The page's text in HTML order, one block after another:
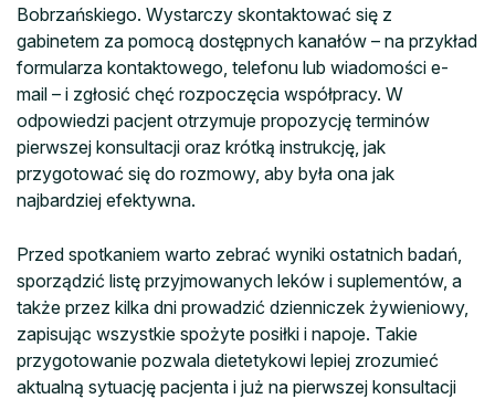
Bobrzańskiego. Wystarczy skontaktować się z
gabinetem za pomocą dostępnych kanałów – na przykład
formularza kontaktowego, telefonu lub wiadomości e-
mail – i zgłosić chęć rozpoczęcia współpracy. W
odpowiedzi pacjent otrzymuje propozycję terminów
pierwszej konsultacji oraz krótką instrukcję, jak
przygotować się do rozmowy, aby była ona jak
najbardziej efektywna.
Przed spotkaniem warto zebrać wyniki ostatnich badań,
sporządzić listę przyjmowanych leków i suplementów, a
także przez kilka dni prowadzić dzienniczek żywieniowy,
zapisując wszystkie spożyte posiłki i napoje. Takie
przygotowanie pozwala dietetykowi lepiej zrozumieć
aktualną sytuację pacjenta i już na pierwszej konsultacji